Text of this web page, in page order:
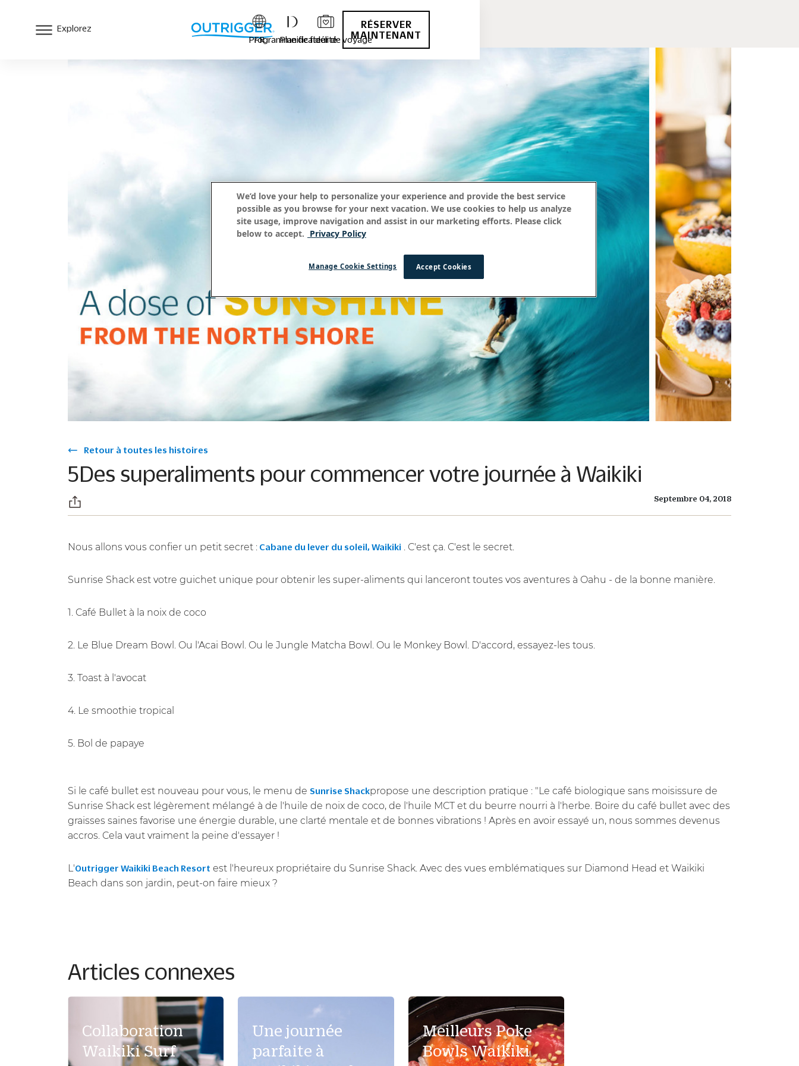
Explorez
FR
Programme de fidélité
Planificateur de voyage
RÉSERVER
MAINTENANT
Retour à toutes les histoires
5Des superaliments pour commencer votre journée à Waikiki
Septembre 04, 2018
Nous allons vous confier un petit secret : Cabane du lever du soleil, Waikiki . C'est ça. C'est le secret.
Sunrise Shack est votre guichet unique pour obtenir les super-aliments qui lanceront toutes vos aventures à Oahu - de la bonne manière.
1. Café Bullet à la noix de coco
2. Le Blue Dream Bowl. Ou l'Acai Bowl. Ou le Jungle Matcha Bowl. Ou le Monkey Bowl. D'accord, essayez-les tous.
3. Toast à l'avocat
4. Le smoothie tropical
5. Bol de papaye
Si le café bullet est nouveau pour vous, le menu de Sunrise Shackpropose une description pratique : "Le café biologique sans moisissure de
Sunrise Shack est légèrement mélangé à de l'huile de noix de coco, de l'huile MCT et du beurre nourri à l'herbe. Boire du café bullet avec des
graisses saines favorise une énergie durable, une clarté mentale et de bonnes vibrations ! Après en avoir essayé un, nous sommes devenus
accros. Cela vaut vraiment la peine d'essayer !
L'Outrigger Waikiki Beach Resort est l'heureux propriétaire du Sunrise Shack. Avec des vues emblématiques sur Diamond Head et Waikiki
Beach dans son jardin, peut-on faire mieux ?
Articles connexes
Collaboration
Waikiki Surf
Une journée
parfaite à
Meilleurs Poke
Bowls Waikiki
We’d love your help to personalize your experience and provide the best service
possible as you browse for your next vacation. We use cookies to help us analyze
site usage, improve navigation and assist in our marketing efforts. Please click
below to accept. Privacy Policy
Accept Cookies
Manage Cookie Settings